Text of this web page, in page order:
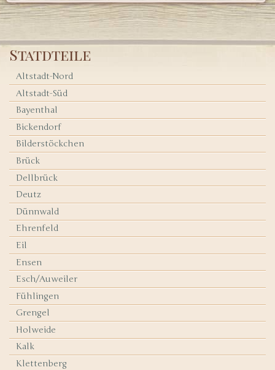
Statdteile
Altstadt-Nord
Altstadt-Süd
Bayenthal
Bickendorf
Bilderstöckchen
Brück
Dellbrück
Deutz
Dünnwald
Ehrenfeld
Eil
Ensen
Esch/Auweiler
Fühlingen
Grengel
Holweide
Kalk
Klettenberg